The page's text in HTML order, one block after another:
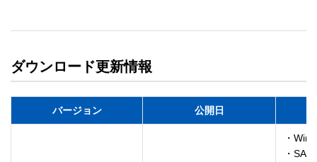
ダウンロード更新情報
バージョン 公開日
・
・